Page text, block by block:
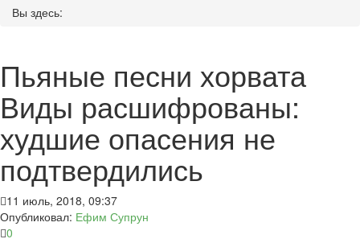
Вы здесь:
Пьяные песни хорвата
Виды расшифрованы:
худшие опасения не
подтвердились
11 июль, 2018, 09:37
Опубликовал: Ефим Супрун
0